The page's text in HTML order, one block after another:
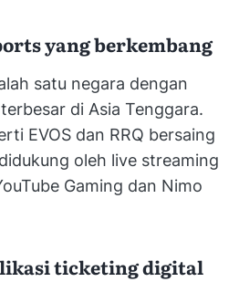
yang berkembang
satu negara dengan
di Asia Tenggara.
EVOS dan RRQ bersaing
oleh live streaming
Gaming dan Nimo
ticketing digital